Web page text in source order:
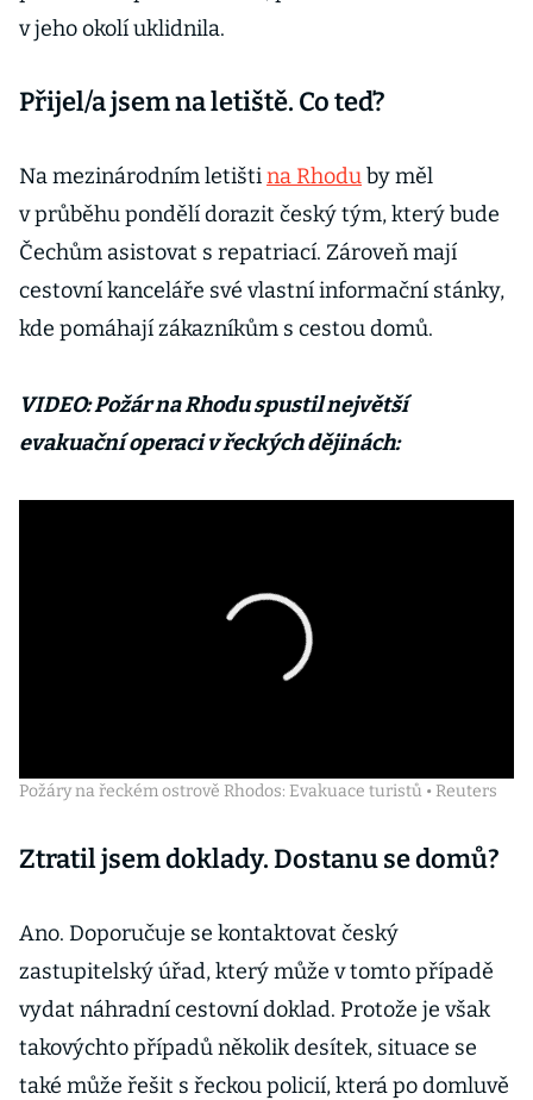
v jeho okolí uklidnila.
Přijel/a jsem na letiště. Co teď?
Na mezinárodním letiština Rhoduby měl
v průběhu pondělí dorazit český tým, který bude
Čechům asistovat s repatriací. Zároveň mají
cestovní kanceláře své vlastní informační stánky,
kde pomáhají zákazníkům s cestou domů.
VIDEO: Požár na Rhodu spustil největší
evakuační operaci v řeckých dějinách:
Požáry na řeckém ostrově Rhodos: Evakuace turistů • Reuters
Ztratil jsem doklady. Dostanu se domů?
Ano. Doporučuje se kontaktovat český
zastupitelský úřad, který může v tomto případě
vydat náhradní cestovní doklad. Protože je však
takovýchto případů několik desítek, situace se
také může řešit s řeckou policií, která po domluvě